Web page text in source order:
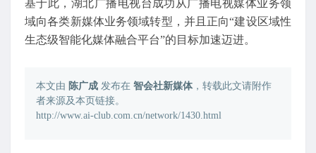
基于此，湖北广播电视台成功从广播电视媒体业务领
域向各类新媒体业务领域转型，并且正向“建设区域性
生态级智能化媒体融合平台”的目标加速迈进。
本文由 陈广成 发布在 智会社新媒体，转载此文请附作
者来源及本页链接。
http://www.ai-club.com.cn/network/1430.html